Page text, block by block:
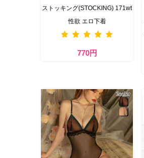
ストッキング(STOCKING) 171wt
性欲 エロ下着
770円